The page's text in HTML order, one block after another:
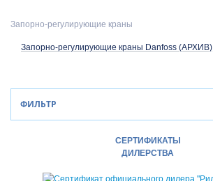
Запорно-регулирующие краны
Запорно-регулирующие краны Danfoss (АРХИВ)
ФИЛЬТР
СЕРТИФИКАТЫ
ДИЛЕРСТВА